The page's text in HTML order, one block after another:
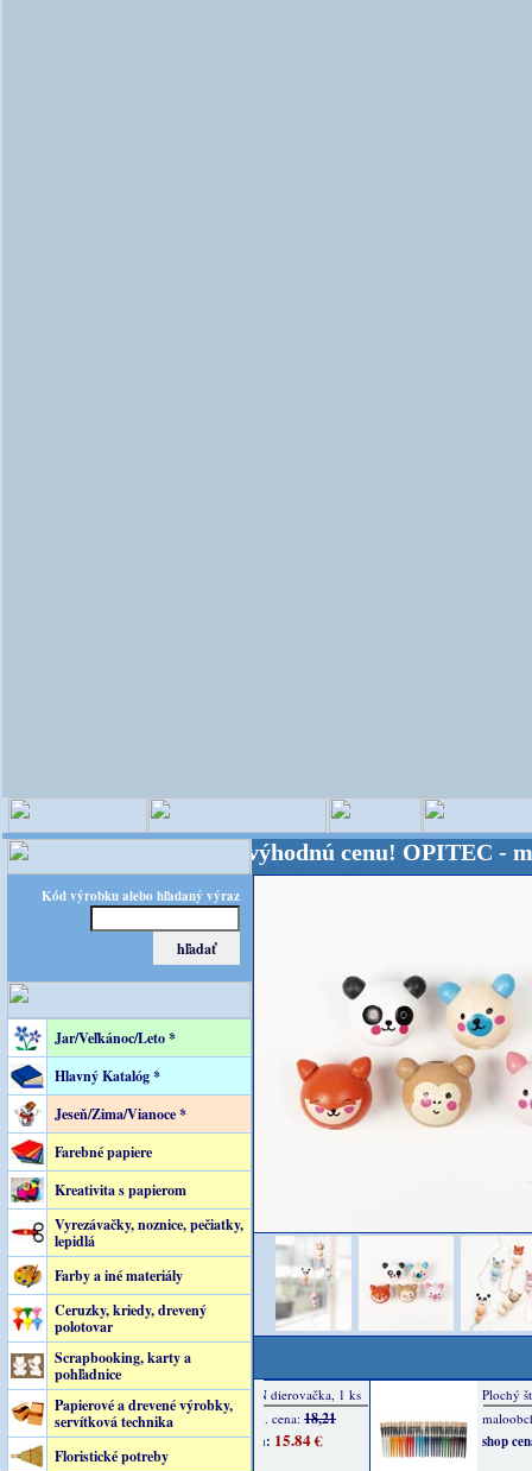
Kód výrobku alebo hľadaný výraz
Jar/Veľkánoc/Leto *
Hlavný Katalóg *
Jeseň/Zima/Vianoce *
Farebné papiere
Kreativita s papierom
Vyrezávačky, noznice, pečiatky,
lepidlá
Farby a iné materiály
Ceruzky, kriedy, drevený
polotovar
Scrapbooking, karty a
pohľadnice
Papierové a drevené výrobky,
servítková technika
Floristické potreby
- Kvalita za výhodnú cenu! OPITEC - majster